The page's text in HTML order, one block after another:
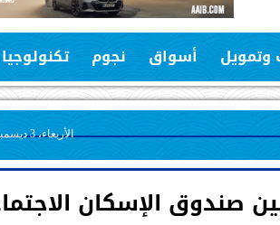
وتمويل أسواق نجوم
الأربعاء، 3 ديسمبر 2025
صندوق الإسكان